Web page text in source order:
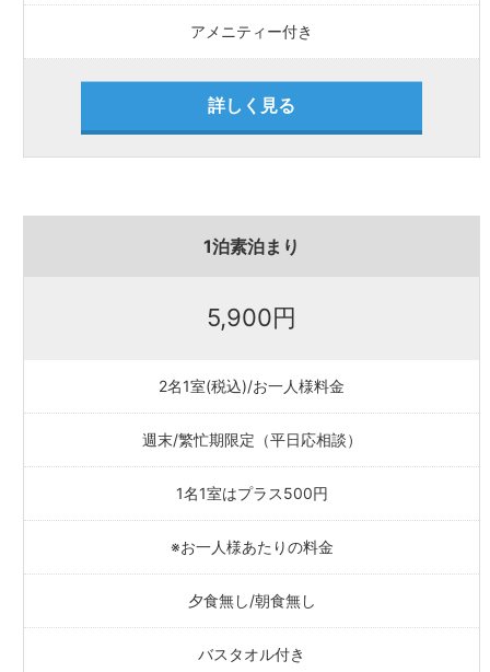
アメニティー付き
詳しく見る
1泊素泊まり
5,900円
2名1室(税込)/お一人様料金
週末/繁忙期限定（平日応相談）
1名1室はプラス500円
※お一人様あたりの料金
夕食無し/朝食無し
バスタオル付き